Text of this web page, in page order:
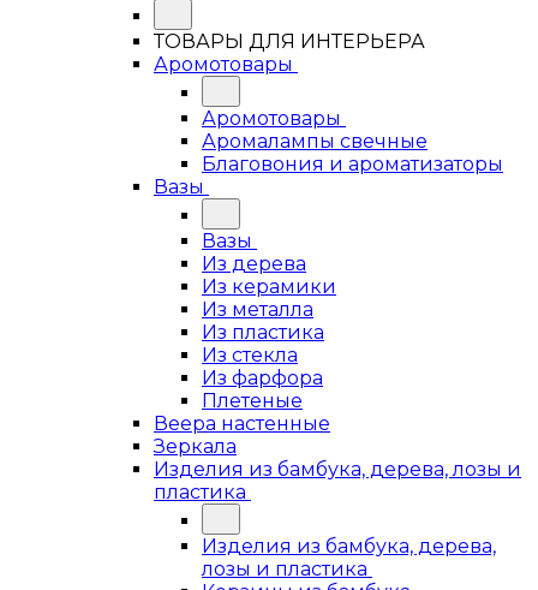
ТОВАРЫ ДЛЯ ИНТЕРЬЕРА
Аромотовары
Аромотовары
Аромалампы свечные
Благовония и ароматизаторы
Вазы
Вазы
Из дерева
Из керамики
Из металла
Из пластика
Из стекла
Из фарфора
Плетеные
Веера настенные
Зеркала
Изделия из бамбука, дерева, лозы и
пластика
Изделия из бамбука, дерева,
лозы и пластика